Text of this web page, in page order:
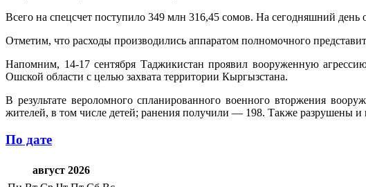
Всего на спецсчет поступило 349 млн 316,45 сомов. На сегодняшний день
Отметим, что расходы производились аппаратом полномочного
Напомним, 14-17 сентября Таджикистан проявил вооруженную
Ошской области с целью захвата территории Кыргызстана.
В результате вероломного спланированного военного вторжения
жителей, в том числе детей; ранения получили — 198. Также разрушены
По дате
август 2026